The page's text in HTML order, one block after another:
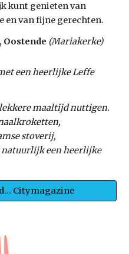
kunt genieten van
en van fijne gerechten.
Oostende (Mariakerke)
een heerlijke Leffe
maaltijd nuttigen.
stoverij,
natuurlijk een heerlijke
Citymagazine